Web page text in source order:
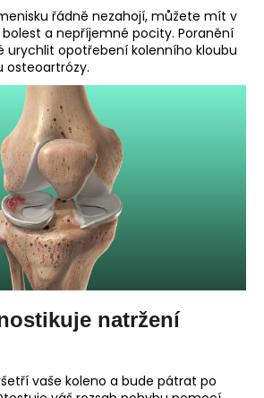
řádně nezahojí, můžete mít v
a nepříjemné pocity. Poranění
urychlit opotřebení kolenního kloubu
osteoartrózy.
natržení
vaše koleno a bude pátrat po